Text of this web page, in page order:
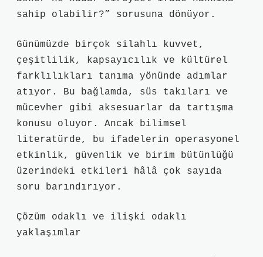
sahip olabilir?” sorusuna dönüyor.
Günümüzde birçok silahlı kuvvet,
çeşitlilik, kapsayıcılık ve kültürel
farklılıkları tanıma yönünde adımlar
atıyor. Bu bağlamda, süs takıları ve
mücevher gibi aksesuarlar da tartışma
konusu oluyor. Ancak bilimsel
literatürde, bu ifadelerin operasyonel
etkinlik, güvenlik ve birim bütünlüğü
üzerindeki etkileri hâlâ çok sayıda
soru barındırıyor.
Çözüm odaklı ve ilişki odaklı
yaklaşımlar